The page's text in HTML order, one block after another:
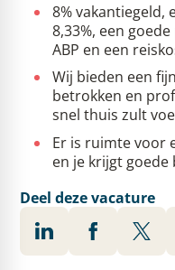
8% vakantiegeld,
8,33%, een
ABP en een
Wij bieden een
betrokken en
snel thuis zult
Er is ruimte voor
en je krijgt
Deel deze vacature